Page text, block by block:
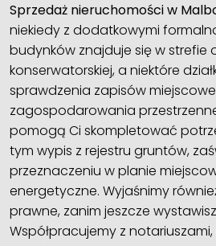
Sprzedaż nieruchomości w
niekiedy z dodatkowymi
budynków znajduje się w strefie
konserwatorskiej, a niektóre
sprawdzenia zapisów
zagospodarowania
pomogą Ci skompletować
tym wypis z rejestru gruntów,
przeznaczeniu w planie
energetyczne. Wyjaśnimy
prawne, zanim jeszcze
Współpracujemy z